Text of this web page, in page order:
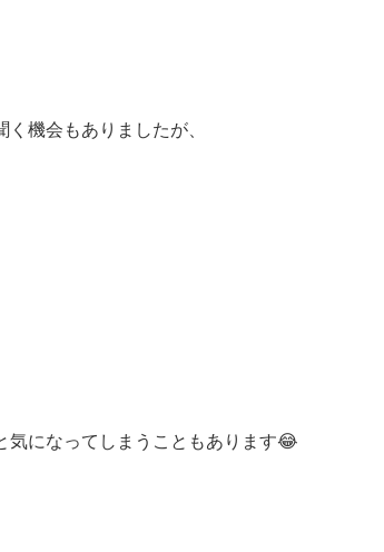
機会もありましたが、
気になってしまうこともあります😂